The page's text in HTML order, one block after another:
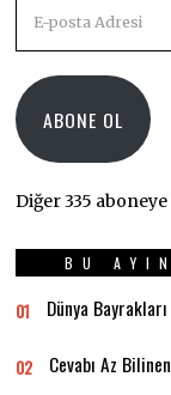
posta
ABONE OL
Diğer 335 aboneye
BU
01 Dünya
02 Cevabı Az